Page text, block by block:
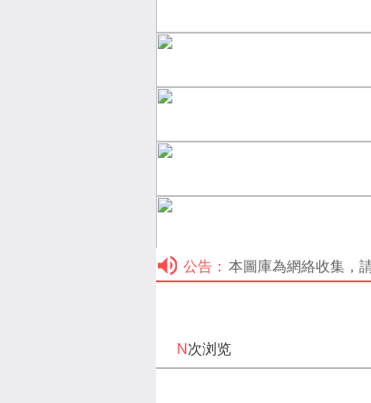
公告： 本圖庫為網絡收集，
N次浏览